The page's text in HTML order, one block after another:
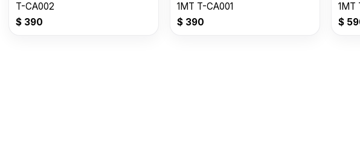
T-CA002
$ 390
1MT T-CA001
$390
1MT
$